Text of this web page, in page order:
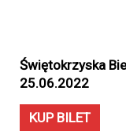
Świętokrzyska
25.06.2022
KUP BILET